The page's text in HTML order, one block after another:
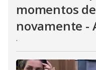
momentos
novamente -
.